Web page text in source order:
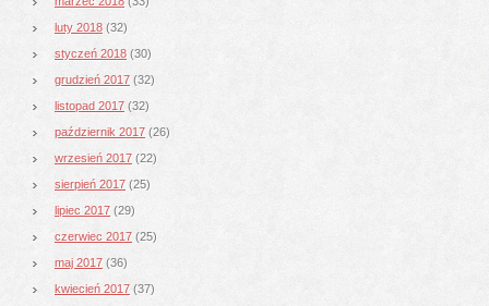
luty 2018 (32)
styczeń 2018 (30)
grudzień 2017 (32)
listopad 2017 (32)
październik 2017 (26)
wrzesień 2017 (22)
sierpień 2017 (25)
lipiec 2017 (29)
czerwiec 2017 (25)
maj 2017 (36)
kwiecień 2017 (37)